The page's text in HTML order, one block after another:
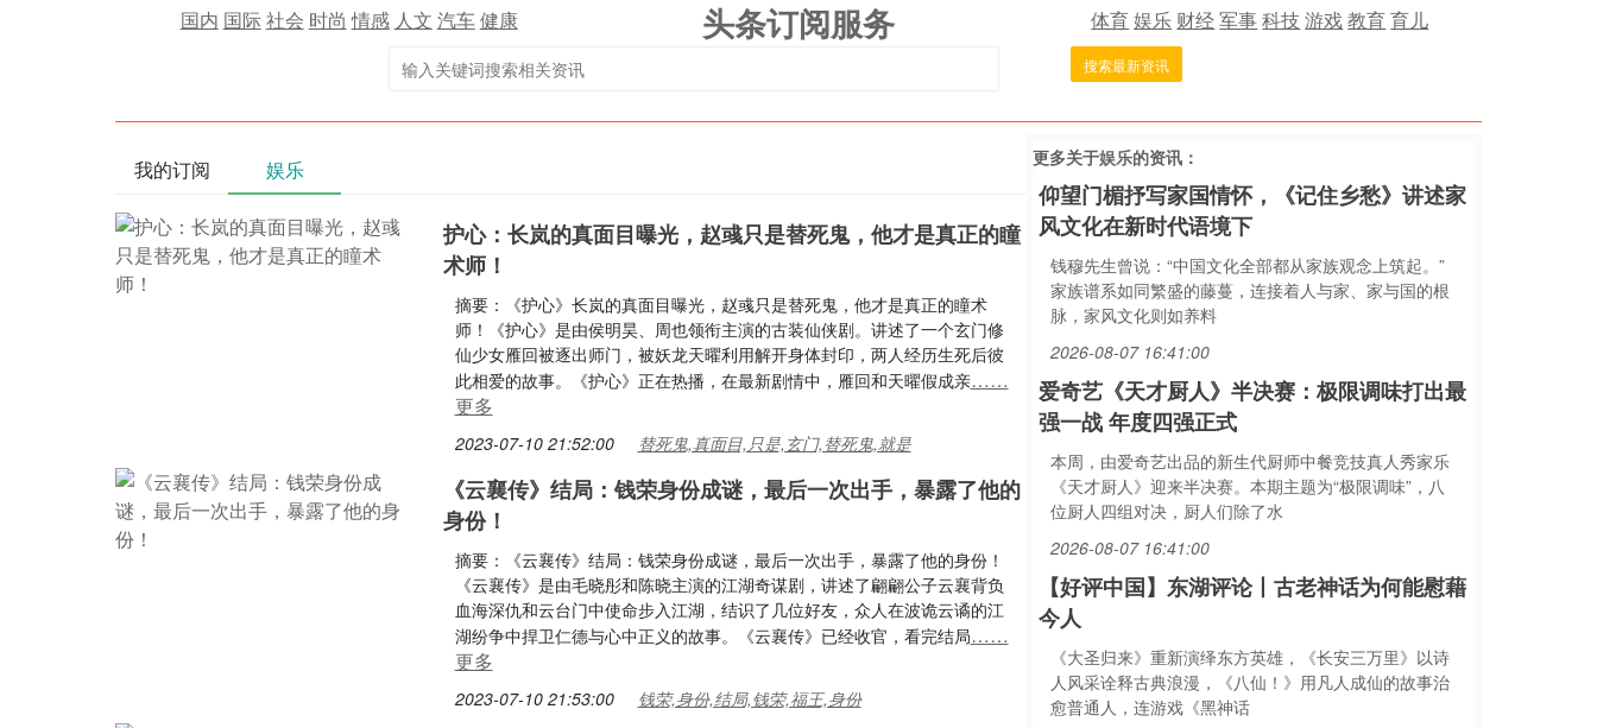
国内 国际社会 时尚 情感 人文 汽车健康 头条订阅服务 体育娱乐 财经军事科技游戏教育育儿
搜索最新资讯
我的订阅 娱乐
护心：长岚的真面目曝光，赵彧只是替死鬼，他才是真正的瞳
术师！
摘要：《护心》长岚的真面目曝光，赵彧只是替死鬼，他才是真正的瞳术
师！《护心》是由侯明昊、周也领衔主演的古装仙侠剧。讲述了一个玄门修
仙少女雁回被逐出师门，被妖龙天曜利用解开身体封印，两人经历生死后彼
此相爱的故事。《护心》正在热播，在最新剧情中，雁回和天曜假成亲……
更多
2023-07-10 21:52:00 替死鬼,真面目,只是,玄门,替死鬼,就是
《云襄传》结局：钱荣身份成谜，最后一次出手，暴露了他的
身份！
摘要：《云襄传》结局：钱荣身份成谜，最后一次出手，暴露了他的身份！
《云襄传》是由毛晓彤和陈晓主演的江湖奇谋剧，讲述了翩翩公子云襄背负
血海深仇和云台门中使命步入江湖，结识了几位好友，众人在波诡云谲的江
湖纷争中捍卫仁德与心中正义的故事。《云襄传》已经收官，看完结局……
更多
2023-07-10 21:53:00 钱荣,身份,结局,钱荣,福王,身份
更多关于娱乐的资讯：
仰望门楣抒写家国情怀，《记住乡愁》讲述家
风文化在新时代语境下
钱穆先生曾说：“中国文化全部都从家族观念上筑起。”
家族谱系如同繁盛的藤蔓，连接着人与家、家与国的根
脉，家风文化则如养料
2026-08-07 16:41:00
爱奇艺《天才厨人》半决赛：极限调味打出最
强一战 年度四强正式
本周，由爱奇艺出品的新生代厨师中餐竞技真人秀家乐
《天才厨人》迎来半决赛。本期主题为“极限调味”，八
位厨人四组对决，厨人们除了水
2026-08-07 16:41:00
【好评中国】东湖评论丨古老神话为何能慰藉
今人
《大圣归来》重新演绎东方英雄，《长安三万里》以诗
人风采诠释古典浪漫，《八仙！》用凡人成仙的故事治
愈普通人，连游戏《黑神话